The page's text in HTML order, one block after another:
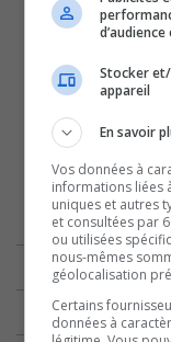
Stocker
appareil
En savoir
Vos données à
informations liées
uniques et autres
et consultées par
ou utilisées
nous-mêmes
géolocalisation
Certains
données à